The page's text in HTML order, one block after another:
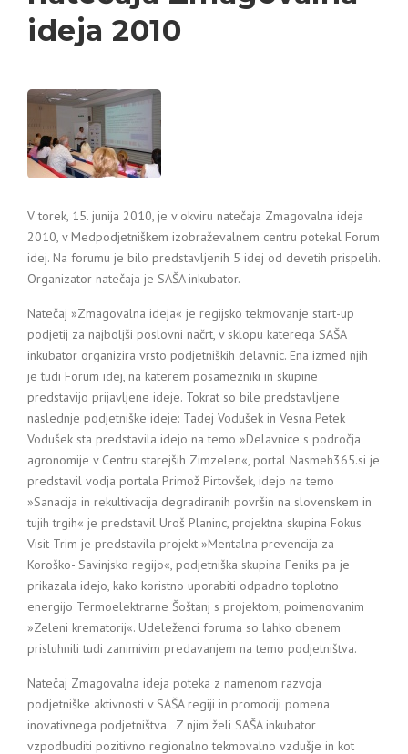
ideja 2010
V torek, 15. junija 2010, je v okviru natečaja Zmagovalna ideja
2010, v Medpodjetniškem izobraževalnem centru potekal Forum
idej. Na forumu je bilo predstavljenih 5 idej od devetih prispelih.
Organizator natečaja je SAŠA inkubator.
Natečaj »Zmagovalna ideja« je regijsko tekmovanje start-up
podjetij za najboljši poslovni načrt, v sklopu katerega SAŠA
inkubator organizira vrsto podjetniških delavnic. Ena izmed njih
je tudi Forum idej, na katerem posamezniki in skupine
predstavijo prijavljene ideje. Tokrat so bile predstavljene
naslednje podjetniške ideje: Tadej Vodušek in Vesna Petek
Vodušek sta predstavila idejo na temo »Delavnice s področja
agronomije v Centru starejših Zimzelen«, portal Nasmeh365.si je
predstavil vodja portala Primož Pirtovšek, idejo na temo
»Sanacija in rekultivacija degradiranih površin na slovenskem in
tujih trgih« je predstavil Uroš Planinc, projektna skupina Fokus
Visit Trim je predstavila projekt »Mentalna prevencija za
Koroško- Savinjsko regijo«, podjetniška skupina Feniks pa je
prikazala idejo, kako koristno uporabiti odpadno toplotno
energijo Termoelektrarne Šoštanj s projektom, poimenovanim
»Zeleni krematorij«. Udeleženci foruma so lahko obenem
prisluhnili tudi zanimivim predavanjem na temo podjetništva.
Natečaj Zmagovalna ideja poteka z namenom razvoja
podjetniške aktivnosti v SAŠA regiji in promociji pomena
inovativnega podjetništva. Z njim želi SAŠA inkubator
vzpodbuditi pozitivno regionalno tekmovalno vzdušje in kot